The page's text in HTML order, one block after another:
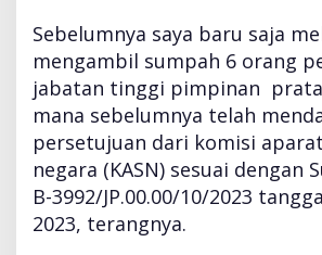
A
d
m
i
n
i
s
t
r
a
Sebelumnya saya baru saja
mengambil sumpah 6 orang
jabatan tinggi pimpinan
mana sebelumnya telah
persetujuan dari komisi
negara (KASN) sesuai dengan
B-3992/JP.00.00/10/2023
2023, terangnya.